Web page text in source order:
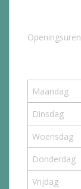
Maandag
Dinsdag
Woensdag
Donderdag
Vrijdag